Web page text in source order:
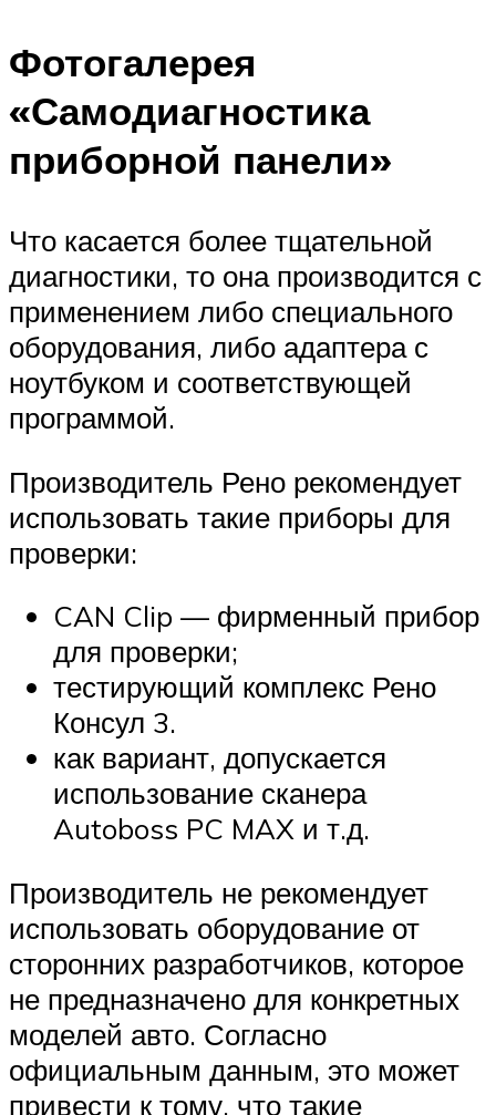
Фотогалерея
«Самодиагностика
приборной панели»
Что касается более тщательной
диагностики, то она производится с
применением либо специального
оборудования, либо адаптера с
ноутбуком и соответствующей
программой.
Производитель Рено рекомендует
использовать такие приборы для
проверки:
CAN Clip — фирменный прибор
для проверки;
тестирующий комплекс Рено
Консул 3.
как вариант, допускается
использование сканера
Autoboss PC MAX и т.д.
Производитель не рекомендует
использовать оборудование от
сторонних разработчиков, которое
не предназначено для конкретных
моделей авто. Согласно
официальным данным, это может
привести к тому, что такие